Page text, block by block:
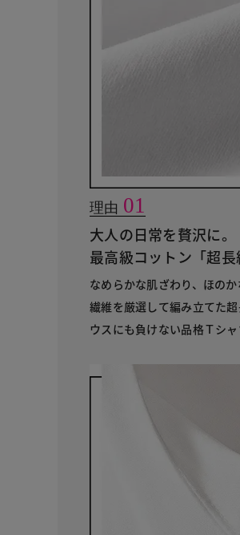
理由 01
大人の日常を贅沢に。
最高級コットン「超長
なめらかな肌ざわり、ほの
繊維を厳選して編み立てた
ウスにも負けない品格Ｔシャ